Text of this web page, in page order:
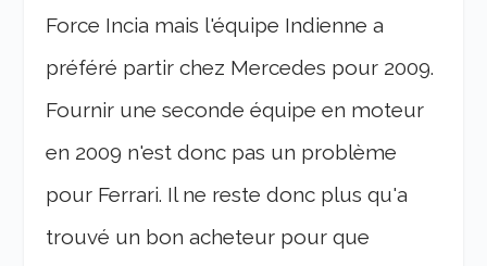
Force Incia mais l'équipe Indienne a
préféré partir chez Mercedes pour 2009.
Fournir une seconde équipe en moteur
en 2009 n'est donc pas un problème
pour Ferrari. Il ne reste donc plus qu'a
trouvé un bon acheteur pour que